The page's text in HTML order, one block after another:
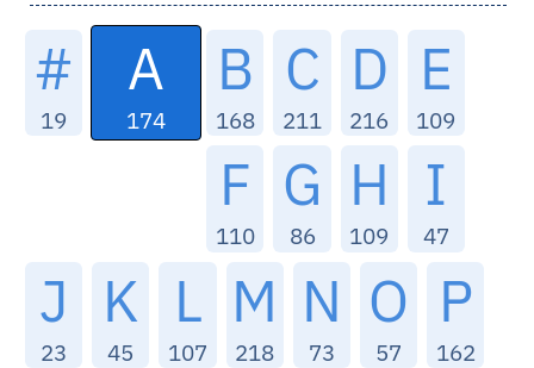
#
19
A
174
B
168
C
211
D
216
E
109
F
110
G
86
H
109
I
47
J
23
K
45
L
107
M
218
N
73
O
57
P
162